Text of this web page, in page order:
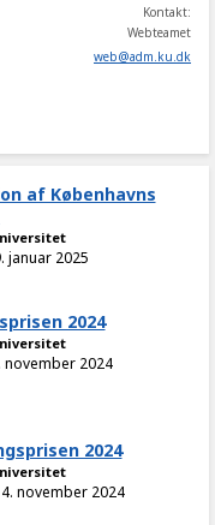
Kontakt:
Webteamet
web@adm.ku.dk
af Københavns
januar 2025
2024
november 2024
2024
november 2024